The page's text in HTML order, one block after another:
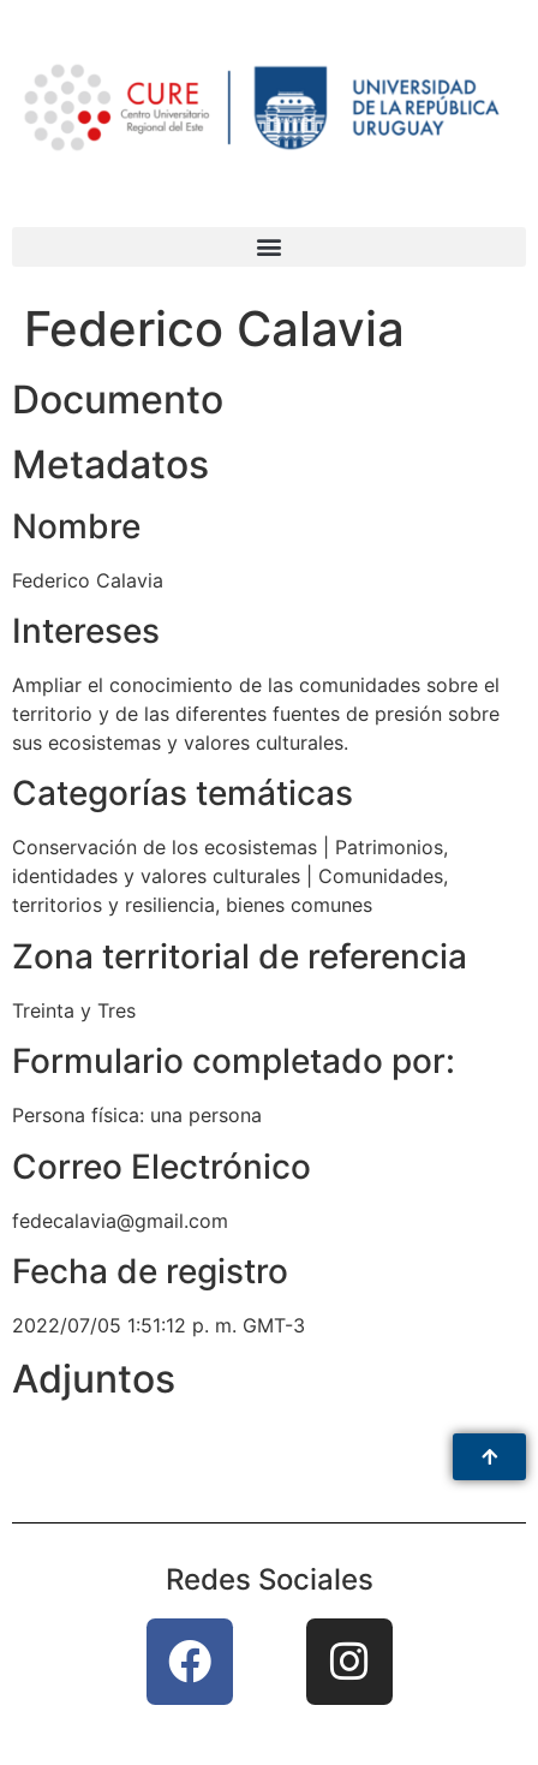
Federico Calavia
Documento
Metadatos
Nombre
Federico Calavia
Intereses
Ampliar el conocimiento de las comunidades sobre el
territorio y de las diferentes fuentes de presión sobre
sus ecosistemas y valores culturales.
Categorías temáticas
Conservación de los ecosistemas
Patrimonios,
identidades y valores culturales
Comunidades,
territorios y resiliencia, bienes comunes
Zona territorial de referencia
Treinta y Tres
Formulario completado por:
Persona física: una persona
Correo Electrónico
fedecalavia@gmail.com
Fecha de registro
2022/07/05 1:51:12 p. m. GMT-3
Adjuntos
Redes Sociales